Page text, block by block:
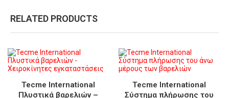
RELATED PRODUCTS
Tecme International
Πλυστικά βαρελιών –
Tecme International
Σύστημα πλήρωσης του